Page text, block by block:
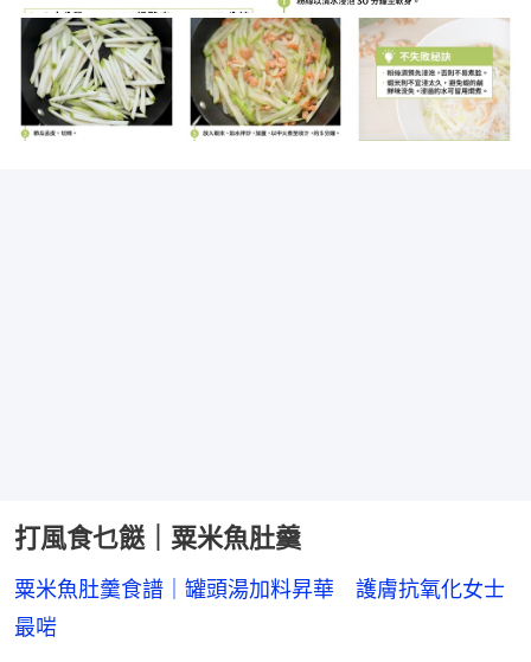
打風食乜餸｜粟米魚肚羹
粟米魚肚羹食譜｜罐頭湯加料昇華　護膚抗氧化女士
最啱